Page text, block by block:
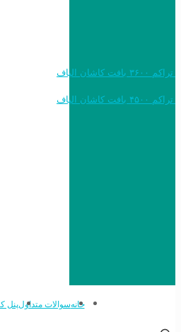
خرید به قیمت فرش ماشینی ۱۲۰۰ شانه تراکم ۳۶۰۰ بافت کاشان الیاف
خرید به قیمت فرش ماشینی ۱۵۰۰ شانه تراکم ۴۵۰۰ بافت کاشان الیاف
خانهسوالات متداولپنل